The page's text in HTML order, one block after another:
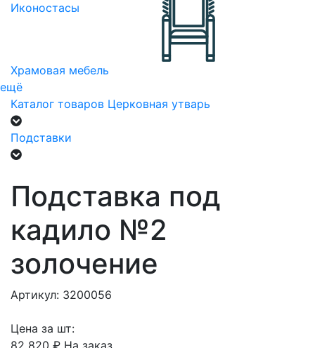
Иконостасы
Храмовая мебель
ещё
Каталог товаров Церковная утварь
Подставки
Подставка под
кадило №2
золочение
Артикул: 3200056
Цена за шт:
82 820 ₽ На заказ